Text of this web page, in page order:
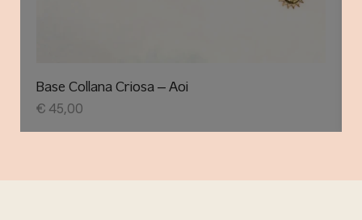
Base Collana Criosa – Aoi
€ 45,00